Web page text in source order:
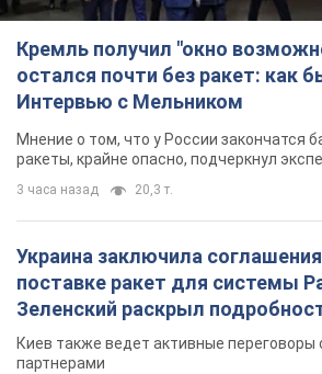
Кремль получил "окно
остался почти без ракет: как
Интервью с Мельником
Мнение о том, что у России закончатся
ракеты, крайне опасно, подчеркнул
3 часа назад 20,3 т.
Украина заключила
поставке ракет для системы
Зеленский раскрыл
Киев также ведет активные переговоры
партнерами